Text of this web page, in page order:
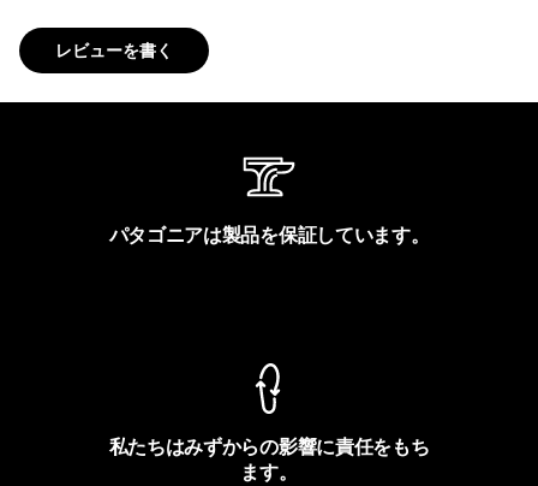
レビューを書く
パタゴニアは製品を保証しています。
私たちはみずからの影響に責任をもち
ます。